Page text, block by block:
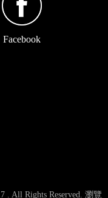
Facebook
All Rights Reserved. 瀏覽